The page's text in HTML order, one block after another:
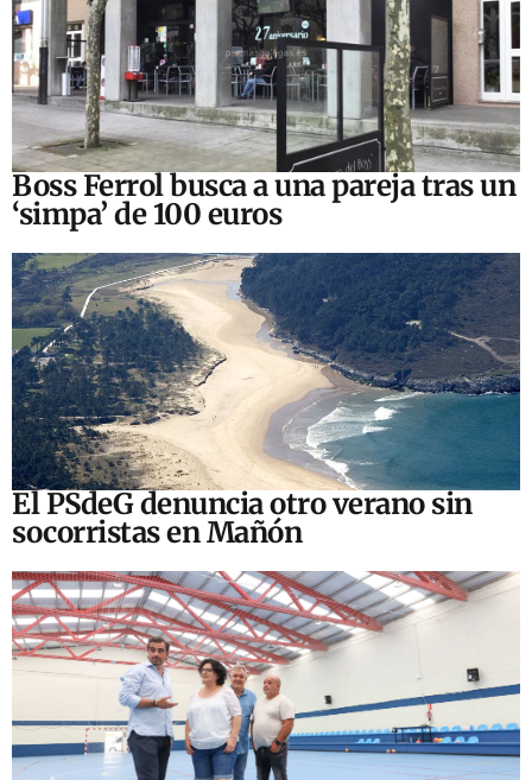
Boss Ferrol busca a una pareja tras un
‘simpa’ de 100 euros
El PSdeG denuncia otro verano sin
socorristas en Mañón